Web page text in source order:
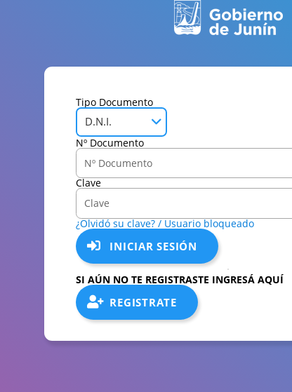
Tipo Documento
D.N.I.
Nº Documento
Clave
¿Olvidó su clave? / Usuario bloqueado
INICIAR SESIÓN
SI AÚN NO TE REGISTRASTE INGRESÁ AQUÍ
REGISTRATE